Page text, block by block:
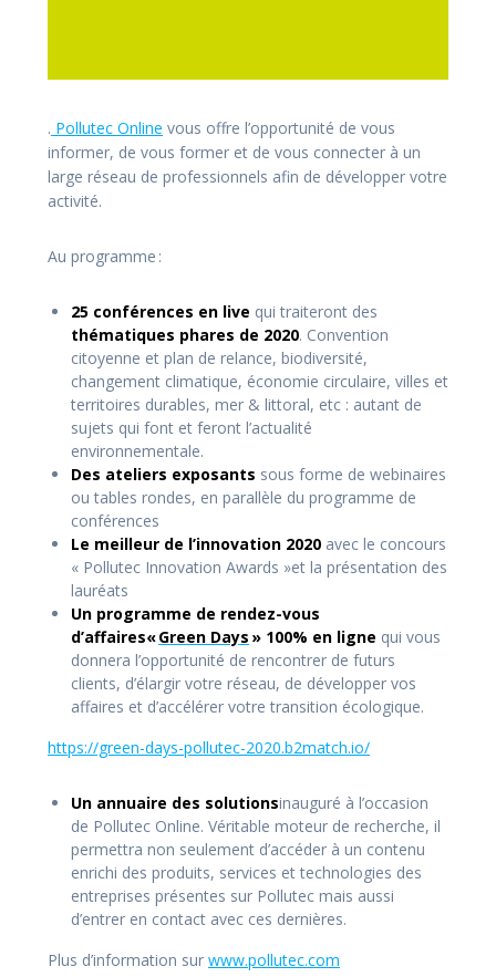
. Pollutec Online vous offre l’opportunité de vous
informer, de vous former et de vous connecter à un
large réseau de professionnels afin de développer votre
activité.
Au programme :
25 conférences en live qui traiteront des
thématiques phares de 2020. Convention
citoyenne et plan de relance, biodiversité,
changement climatique, économie circulaire, villes et
territoires durables, mer & littoral, etc : autant de
sujets qui font et feront l’actualité
environnementale.
Des ateliers exposants sous forme de webinaires
ou tables rondes, en parallèle du programme de
conférences
Le meilleur de l’innovation 2020 avec le concours
« Pollutec Innovation Awards »et la présentation des
lauréats
Un programme de rendez-vous
d’affaires«Green Days » 100% en ligne qui vous
donnera l’opportunité de rencontrer de futurs
clients, d’élargir votre réseau, de développer vos
affaires et d’accélérer votre transition écologique.
https://green-days-pollutec-2020.b2match.io/
Un annuaire des solutionsinauguré à l’occasion
de Pollutec Online. Véritable moteur de recherche, il
permettra non seulement d’accéder à un contenu
enrichi des produits, services et technologies des
entreprises présentes sur Pollutec mais aussi
d’entrer en contact avec ces dernières.
Plus d’information sur www.pollutec.com